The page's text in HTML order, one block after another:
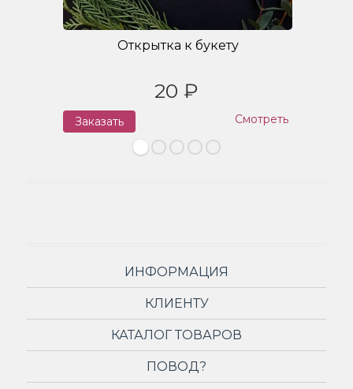
Открытка к букету
20 ₽
Заказать Смотреть
ИНФОРМАЦИЯ
КЛИЕНТУ
КАТАЛОГ ТОВАРОВ
ПОВОД?